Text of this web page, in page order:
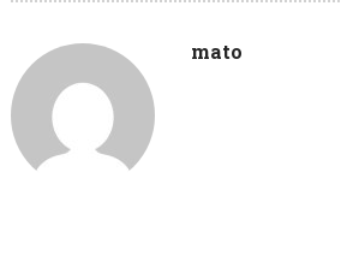
mato